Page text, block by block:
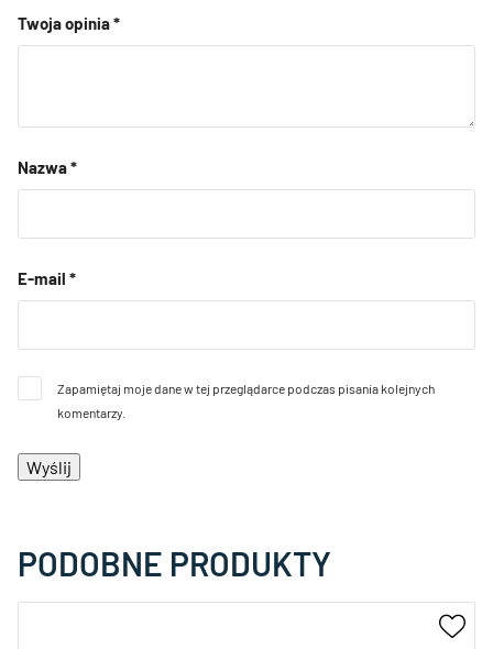
Twoja opinia*
Nazwa*
E-mail *
Zapamiętaj moje dane w tej przeglądarce podczas pisania kolejnych
komentarzy.
PODOBNE PRODUKTY